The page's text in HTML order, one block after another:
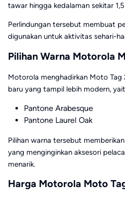
tawar hingga kedalaman sekitar
Perlindungan tersebut membuat
digunakan untuk aktivitas sehari-
Pilihan Warna Motorola
Motorola menghadirkan Moto Tag
baru yang tampil lebih modern,
Pantone Arabesque
Pantone Laurel Oak
Pilihan warna tersebut
yang menginginkan aksesori
menarik.
Harga Motorola Moto